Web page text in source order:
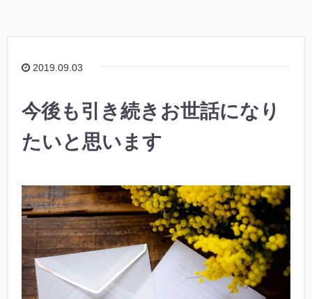
2019.09.03
今後も引き続きお世話になり
たいと思います